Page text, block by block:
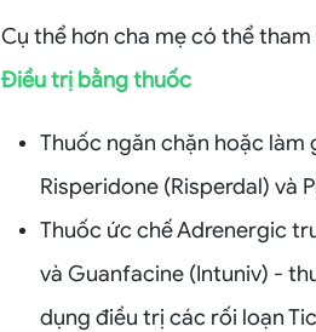
Cụ thể hơn cha mẹ có thể
Điều trị bằng thuốc
Thuốc ngăn chặn hoặc
Risperidone (Risperdal) và
Thuốc ức chế Adrenergic
và Guanfacine (Intuniv) -
dụng điều trị các rối loạn